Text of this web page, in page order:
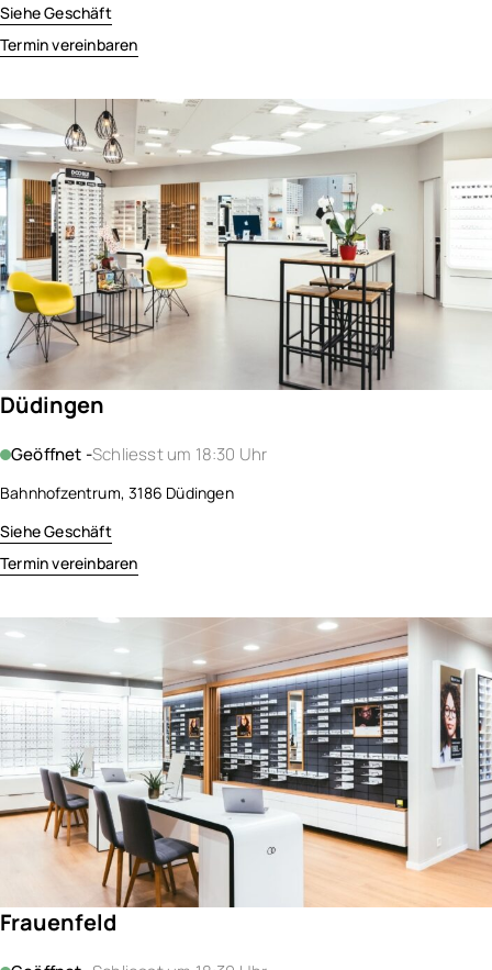
Siehe Geschäft
Termin vereinbaren
Düdingen
Geöffnet -Schliesst um 18:30 Uhr
Bahnhofzentrum, 3186 Düdingen
Siehe Geschäft
Termin vereinbaren
Frauenfeld